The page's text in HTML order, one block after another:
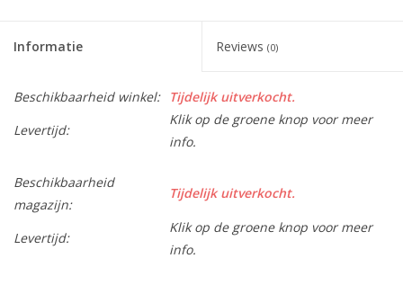
Informatie Reviews (0)
Beschikbaarheid winkel:
Tijdelijk uitverkocht.
Levertijd:
Klik op de groene knop voor meer
info.
Beschikbaarheid
magazijn:
Tijdelijk uitverkocht.
Levertijd:
Klik op de groene knop voor meer
info.